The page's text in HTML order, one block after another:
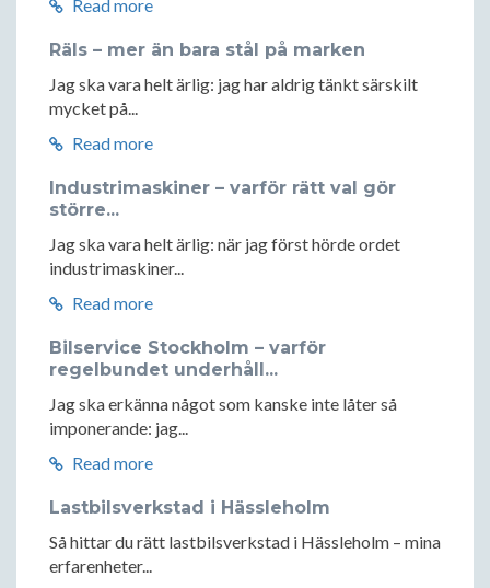
Read more
Räls – mer än bara stål på marken
Jag ska vara helt ärlig: jag har aldrig tänkt särskilt
mycket på...
Read more
Industrimaskiner – varför rätt val gör
större...
Jag ska vara helt ärlig: när jag först hörde ordet
industrimaskiner...
Read more
Bilservice Stockholm – varför
regelbundet underhåll...
Jag ska erkänna något som kanske inte låter så
imponerande: jag...
Read more
Lastbilsverkstad i Hässleholm
Så hittar du rätt lastbilsverkstad i Hässleholm – mina
erfarenheter...